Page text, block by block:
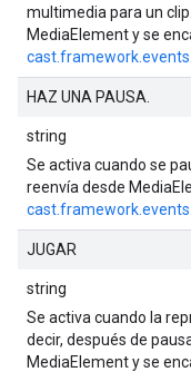
multimedia para un
MediaElement y se
HAZ UNA PAUSA.
string
Se activa cuando se
reenvía desde
JUGAR
string
Se activa cuando la
decir, después de
MediaElement y se